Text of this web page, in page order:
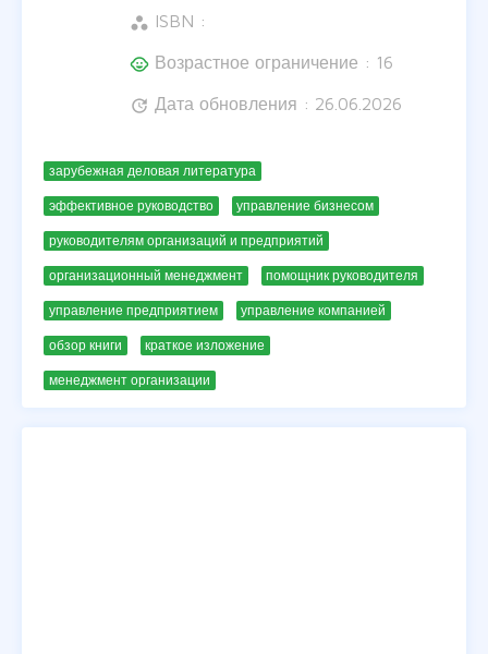
workspaces ISBN :
child_care Возрастное ограничение : 16
update Дата обновления : 26.06.2026
зарубежная деловая литература
эффективное руководство управление бизнесом
руководителям организаций и предприятий
организационный менеджмент помощник руководителя
управление предприятием управление компанией
обзор книги краткое изложение
менеджмент организации